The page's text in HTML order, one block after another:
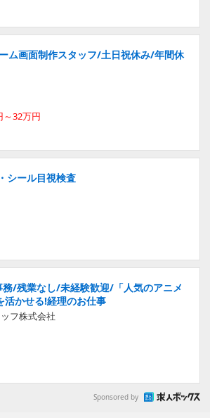
ム画面制作スタッフ/土日祝休み/年間休
～32万円
シール目視検査
務/残業なし/未経験歓迎/「人気のアニメ
活かせる!経理のお仕事
フ株式会社
Sponsored by